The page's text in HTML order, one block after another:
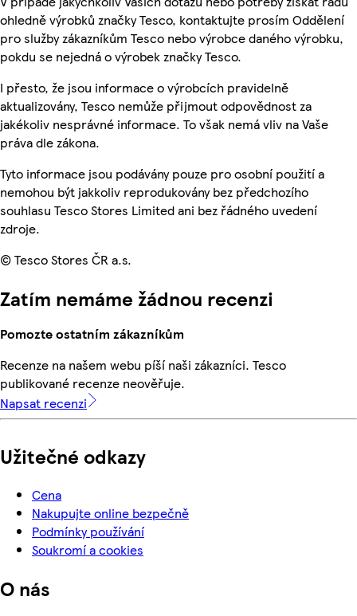
ohledně výrobků značky Tesco, kontaktujte prosím Oddělení
pro služby zákazníkům Tesco nebo výrobce daného výrobku,
pokdu se nejedná o výrobek značky Tesco.
I přesto, že jsou informace o výrobcích pravidelně
aktualizovány, Tesco nemůže přijmout odpovědnost za
jakékoliv nesprávné informace. To však nemá vliv na Vaše
práva dle zákona.
Tyto informace jsou podávány pouze pro osobní použití a
nemohou být jakkoliv reprodukovány bez předchozího
souhlasu Tesco Stores Limited ani bez řádného uvedení
zdroje.
© Tesco Stores ČR a.s.
Zatím nemáme žádnou recenzi
Pomozte ostatním zákazníkům
Recenze na našem webu píší naši zákazníci. Tesco
publikované recenze neověřuje.
Napsat recenzi
Užitečné odkazy
Cena
Nakupujte online bezpečně
Podmínky používání
Soukromí a cookies
O nás